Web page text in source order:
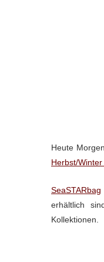
Heute
Herbst/
SeaSTARbag
erhältlich
Kollektionen.